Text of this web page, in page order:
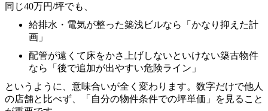
同じ40万円/坪でも、
給排水・電気が整った築浅ビルなら「かなり抑えた計
画」
配管が遠くて床をかさ上げしないといけない築古物件
なら「後で追加が出やすい危険ライン」
というように、意味合いが全く変わります。数字だけで他人
の店舗と比べず、「自分の物件条件での坪単価」を見ること